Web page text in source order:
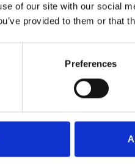
of our site with our social
provided to them or that
Preferences
prędkością
do
i